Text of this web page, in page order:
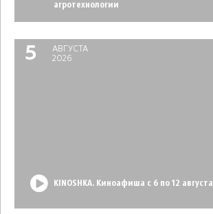
агротехнологии
5
АВГУСТА
2026
KINOSHKA. Киноафиша с 6 по 12 августа